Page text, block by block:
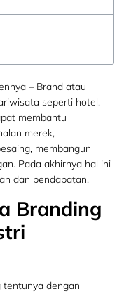
– Brand atau
seperti hotel.
membantu
merek,
membangun
Pada akhirnya hal ini
dan pendapatan.
Branding
tentunya dengan